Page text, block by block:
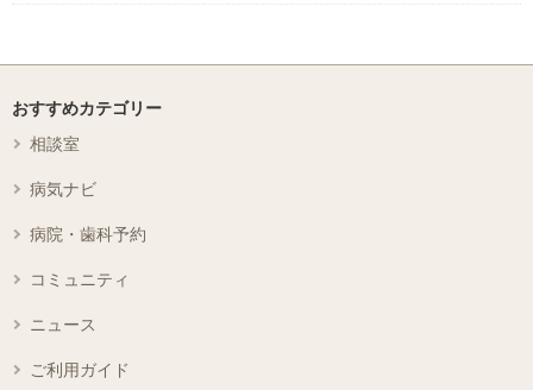
おすすめカテゴリー
相談室
病気ナビ
病院・歯科予約
コミュニティ
ニュース
ご利用ガイド